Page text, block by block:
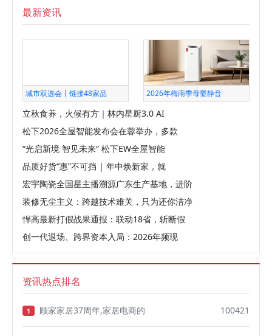
最新资讯
城市双选会丨链接48家品 2026年梅雨季母婴静音
立秋食养，火候有方｜林内星厨3.0 AI
松下2026全屋智能发布会在蓉举办，多款
“光启新境 智见未来” 松下EW全屋智能
品质好货“惠”不可挡 | 年中焕新家，就
宏宇陶瓷全国星主播溯源广东生产基地，进阶
装修无尘主义：跨越技术难关，只为还你洁净
悍高最新打假战果通报：联动18省，斩断假
创一代退场、跨界资本入局：2026年频现
资讯热点排名
1 顾家家居37周年,家居电商的 100421